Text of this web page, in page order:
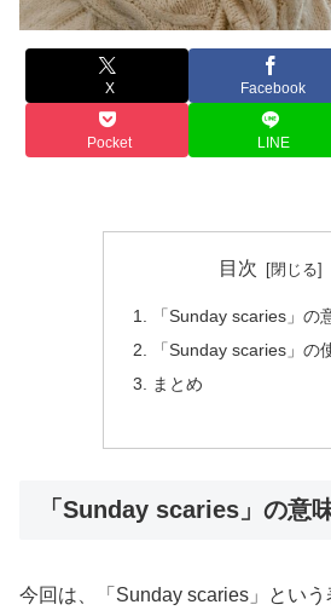
X Facebook
Pocket LINE
目次
「Sunday scaries」の
「Sunday scaries」の
まとめ
「Sunday scaries」の意
今回は、「Sunday scaries」という